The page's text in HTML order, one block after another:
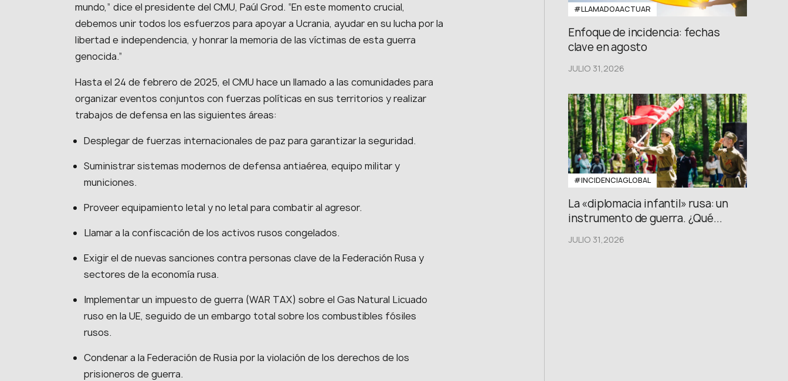
mundo,” dice el presidente del CMU, Paúl Grod. “En este momento crucial,
debemos unir todos los esfuerzos para apoyar a Ucrania, ayudar en su lucha por la
libertad e independencia, y honrar la memoria de las víctimas de esta guerra
genocida.”
Hasta el 24 de febrero de 2025, el CMU hace un llamado a las comunidades para
organizar eventos conjuntos con fuerzas políticas en sus territorios y realizar
trabajos de defensa en las siguientes áreas:
Desplegar de fuerzas internacionales de paz para garantizar la seguridad.
Suministrar sistemas modernos de defensa antiaérea, equipo militar y
municiones.
Proveer equipamiento letal y no letal para combatir al agresor.
Llamar a la confiscación de los activos rusos congelados.
Exigir el de nuevas sanciones contra personas clave de la Federación Rusa y
sectores de la economía rusa.
Implementar un impuesto de guerra (WAR TAX) sobre el Gas Natural Licuado
ruso en la UE, seguido de un embargo total sobre los combustibles fósiles
rusos.
Condenar a la Federación de Rusia por la violación de los derechos de los
prisioneros de guerra.
#LLAMADOAACTUAR
Enfoque de incidencia: fechas
clave en agosto
JULIO 31,2026
#INCIDENCIAGLOBAL
La «diplomacia infantil» rusa: un
instrumento de guerra. ¿Qué...
JULIO 31,2026